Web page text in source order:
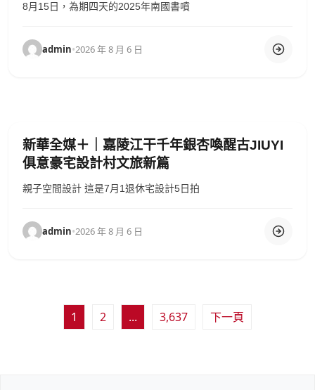
8月15日，為期四天的2025年南國書噴
admin•2026 年 8 月 6 日
新華全媒＋｜嘉陵江干千年銀杏喚醒古JIUYI
俱意豪宅設計村文旅新篇
親子空間設計 這是7月1退休宅設計5日拍
admin•2026 年 8 月 6 日
1 2 ... 3,637 下一頁